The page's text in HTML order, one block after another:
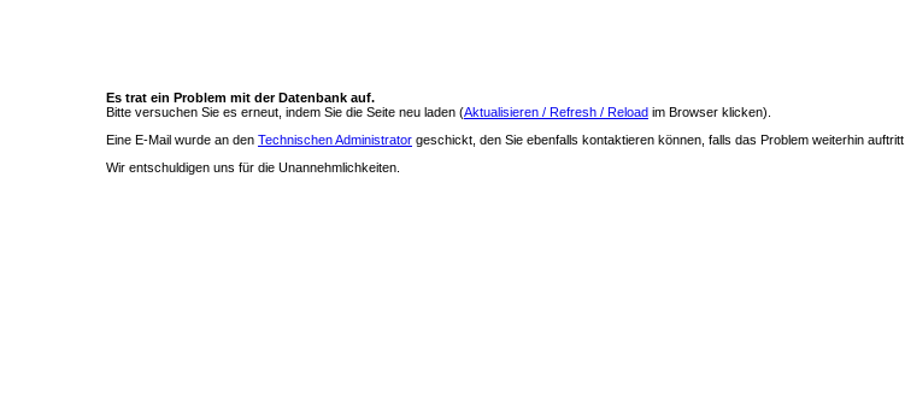
Es trat ein Problem mit der Datenbank auf.
Bitte versuchen Sie es erneut, indem Sie die Seite neu laden (Aktualisieren / Refresh / Reload im Browser klicken).
Eine E-Mail wurde an den Technischen Administrator geschickt, den Sie ebenfalls kontaktieren können, falls das Problem weiterhin auftritt.
Wir entschuldigen uns für die Unannehmlichkeiten.